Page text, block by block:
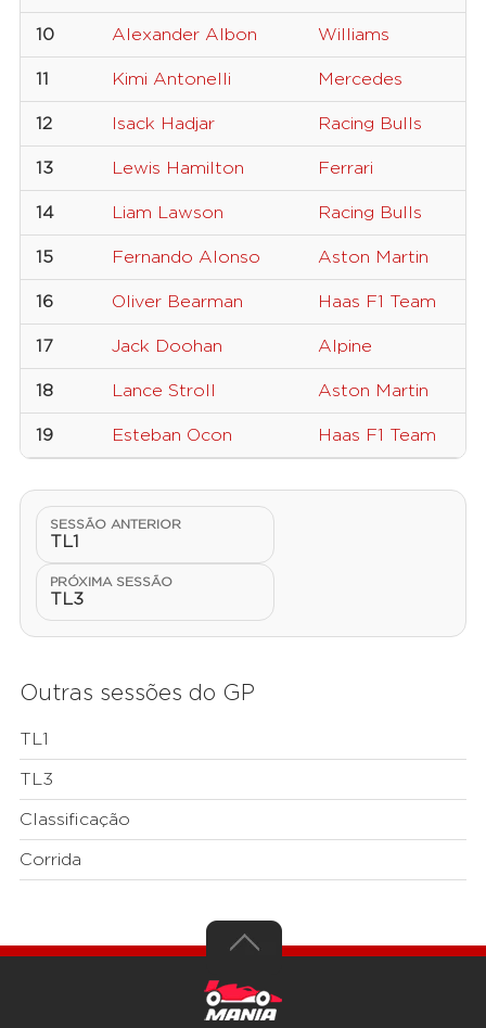
10 Alexander Albon Williams
11 Kimi Antonelli Mercedes
12 Isack Hadjar Racing Bulls
13 Lewis Hamilton Ferrari
14 Liam Lawson Racing Bulls
15 Fernando Alonso Aston Martin
16 Oliver Bearman Haas F1 Team
17 Jack Doohan Alpine
18 Lance Stroll Aston Martin
19 Esteban Ocon Haas F1 Team
SESSÃO ANTERIOR
TL1
PRÓXIMA SESSÃO
TL3
Outras sessões do GP
TL1
TL3
Classificação
Corrida